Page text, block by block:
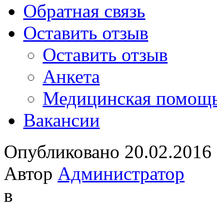
Обратная связь
Оставить отзыв
Оставить отзыв
Анкета
Медицинская
Вакансии
Опубликовано 20.02.2016
Автор Администратор
в